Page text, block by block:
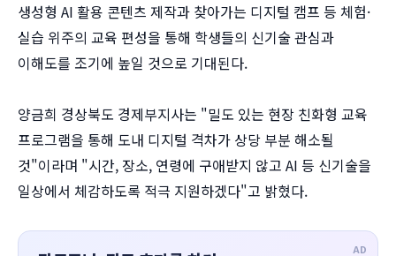
생성형 AI 활용 콘텐츠 제작과 찾아가는 디지털 캠프 등 체험·
실습 위주의 교육 편성을 통해 학생들의 신기술 관심과
이해도를 조기에 높일 것으로 기대된다.
양금희 경상북도 경제부지사는 "밀도 있는 현장 친화형 교육
프로그램을 통해 도내 디지털 격차가 상당 부분 해소될
것"이라며 "시간, 장소, 연령에 구애받지 않고 AI 등 신기술을
일상에서 체감하도록 적극 지원하겠다"고 밝혔다.
AD